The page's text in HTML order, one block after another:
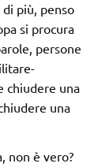
di più, penso
si procura
persone
chiudere una
una
non è vero?